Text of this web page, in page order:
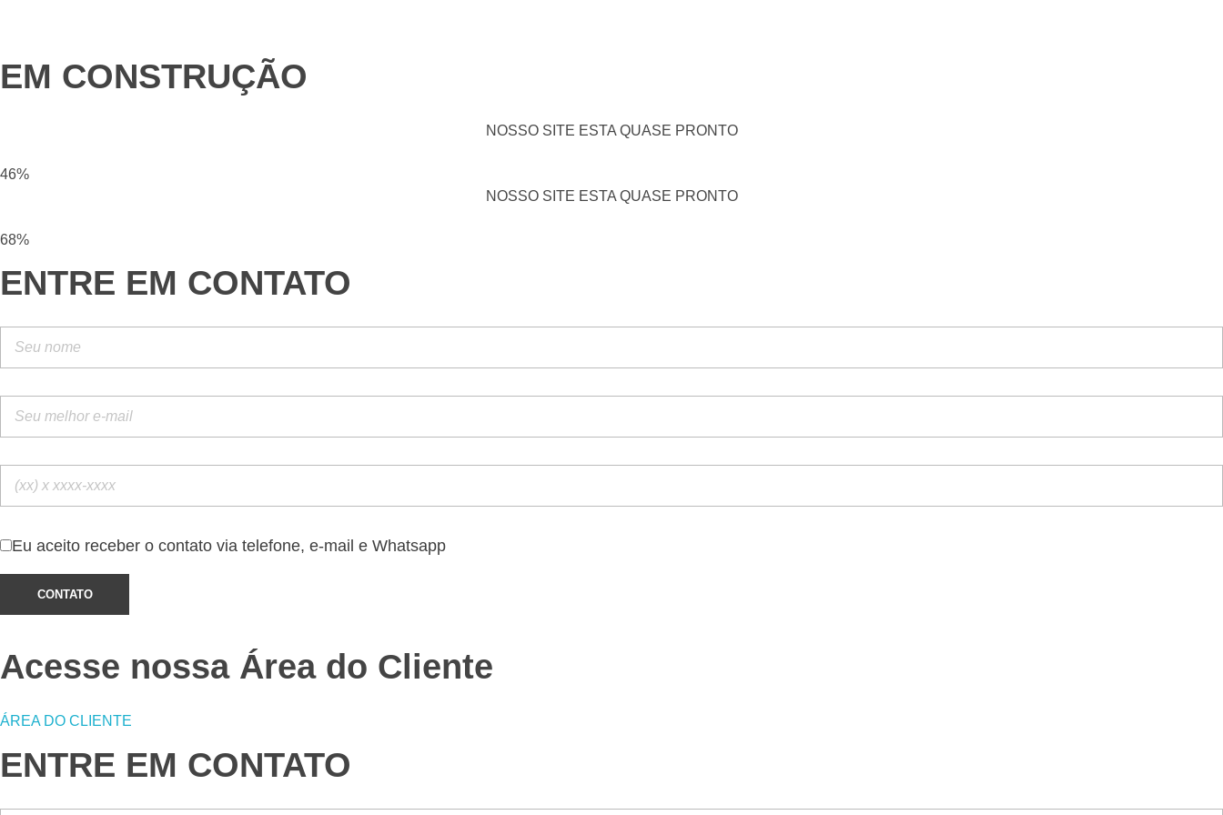
EM CONSTRUÇÃO
NOSSO SITE ESTA QUASE PRONTO
46%
NOSSO SITE ESTA QUASE PRONTO
68%
ENTRE EM CONTATO
Eu aceito receber o contato via telefone, e-mail e Whatsapp
Acesse nossa Área do Cliente
ÁREA DO CLIENTE
ENTRE EM CONTATO